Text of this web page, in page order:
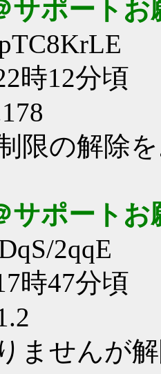
サポート
時12分頃
限の解除
サポート
2qqE
時47分頃
ませんが